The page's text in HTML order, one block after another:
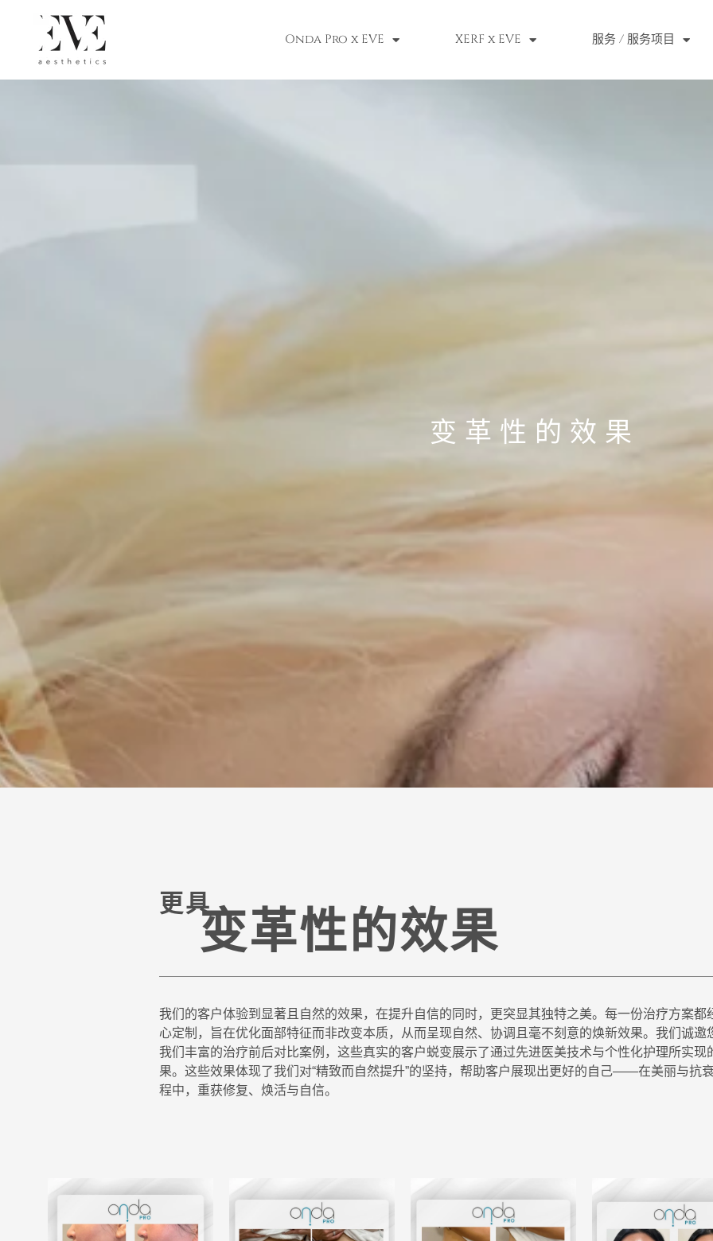
Onda Pro x EVE XERF x EVE 服务 / 服务项目
变革性的效果
更具变革性的效果
我们的客户体验到显著且自然的效果，在提升自信的同时，更突显其独特之美。每一份治疗方案都
心定制，旨在优化面部特征而非改变本质，从而呈现自然、协调且毫不刻意的焕新效果。我们诚邀
我们丰富的治疗前后对比案例，这些真实的客户蜕变展示了通过先进医美技术与个性化护理所实现
果。这些效果体现了我们对“精致而自然提升”的坚持，帮助客户展现出更好的自己——在美丽与抗
程中，重获修复、焕活与自信。